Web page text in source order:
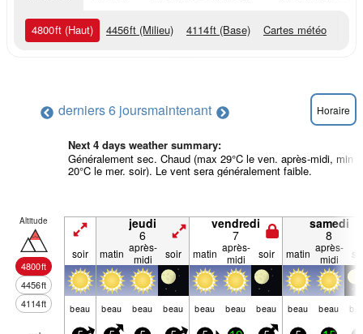
4800ft (Haut) 4456ft (Milieu) 4114ft (Base) Cartes météo
derniers 6 joursmaintenant Horaire
Next 4 days weather summary:
Généralement sec. Chaud (max 29°C le ven. après-midi, min
20°C le mer. soir). Le vent sera généralement faible.
Altitude
4800ft
4456ft
4114ft
jeudi
6
vendredi
7
samedi
8
soir matin après-
midi
soir matin après-
midi
soir matin après-
midi
beau beau beau beau beau beau beau beau beau